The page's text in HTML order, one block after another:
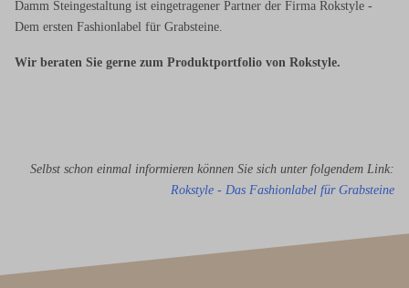
Damm Steingestaltung ist eingetragener Partner der Firma Rokstyle -
Dem ersten Fashionlabel für Grabsteine.
Wir beraten Sie gerne zum Produktportfolio von Rokstyle.
Selbst schon einmal informieren können Sie sich unter folgendem Link:
Rokstyle - Das Fashionlabel für Grabsteine